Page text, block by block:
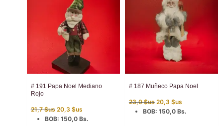
# 191 Papa Noel Mediano
Rojo
21,7$us El
precio
original
20,3 $us
actual
BOB: 150,0 Bs.
# 187 Muñeco Papa Noel
23,0$us El
precio
original
20,3 $us
actual
BOB: 150,0 Bs.